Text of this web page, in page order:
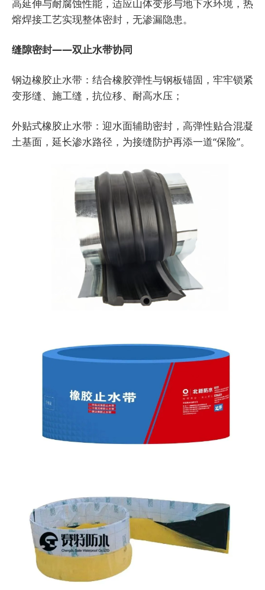
高延伸与耐腐蚀性能，适应山体变形与地下水环境，热
熔焊接工艺实现整体密封，无渗漏隐患。
缝隙密封——双止水带协同
钢边橡胶止水带：结合橡胶弹性与钢板锚固，牢牢锁紧
变形缝、施工缝，抗位移、耐高水压；
外贴式橡胶止水带：迎水面辅助密封，高弹性贴合混凝
土基面，延长渗水路径，为接缝防护再添一道“保险”。